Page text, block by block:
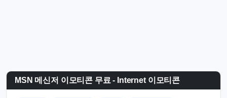
MSN 메신저 이모티콘 무료 - Internet 이모티콘